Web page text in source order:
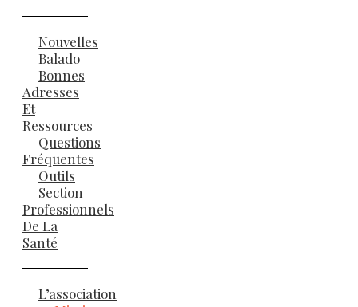
Nouvelles
Balado
Bonnes
Adresses
Et
Ressources
Questions
Fréquentes
Outils
Section
Professionnels
De La
Santé
L’association